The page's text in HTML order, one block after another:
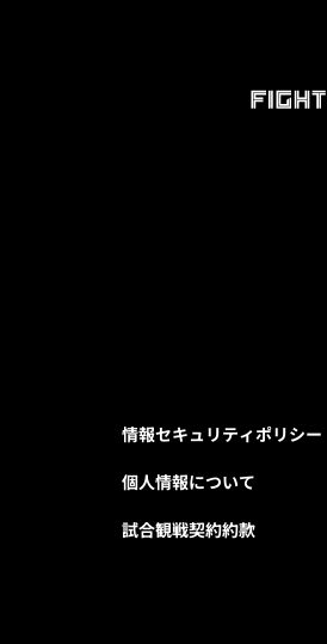
情報セキュリティポリシー
個人情報について
試合観戦契約約款